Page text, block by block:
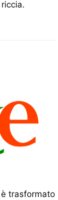
trasformato